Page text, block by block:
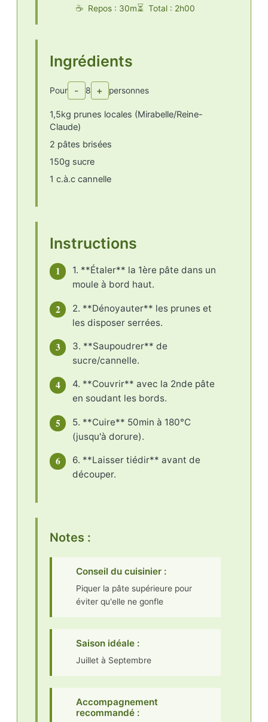
Repos : 30m Total : 2h00
Ingrédients
Pour - 8 + personnes
1,5kg prunes locales (Mirabelle/Reine-
Claude)
2 pâtes brisées
150g sucre
1 c.à.c cannelle
Instructions
1
1. **Étaler** la 1ère pâte dans un
moule à bord haut.
2
2. **Dénoyauter** les prunes et
les disposer serrées.
3
3. **Saupoudrer** de
sucre/cannelle.
4
4. **Couvrir** avec la 2nde pâte
en soudant les bords.
5
5. **Cuire** 50min à 180°C
(jusqu'à dorure).
6
6. **Laisser tiédir** avant de
découper.
Notes :
Conseil du cuisinier :
Piquer la pâte supérieure pour
éviter qu'elle ne gonfle
Saison idéale :
Juillet à Septembre
Accompagnement
recommandé :